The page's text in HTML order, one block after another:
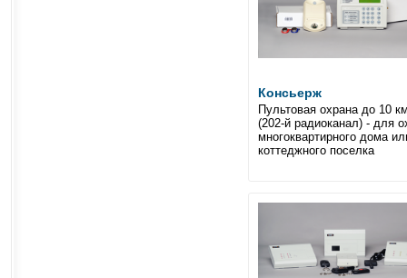
Консьерж
Пультовая охрана до 10
(202-й радиоканал) - для
многоквартирного дома
коттеджного поселка